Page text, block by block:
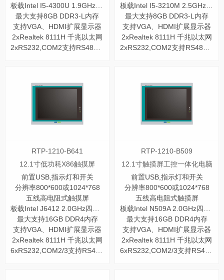
板载Intel I5-4300U 1.9GHz 双核处理器
最大支持8GB DDR3-L内存
支持VGA、HDMI扩展显示器
2xRealtek 8111H 千兆以太网
2xRS232,COM2支持RS485/422
板载Intel I5-3210M 2.5GHz 双核处理器
最大支持8GB DDR3-L内存
支持VGA、HDMI扩展显示器
2xRealtek 8111H 千兆以太网
2xRS232,COM2支持RS485/422
RTP-1210-B641
12.1寸低功耗X86触摸屏
前置USB,指示灯和开关
分辨率800*600或1024*768
五线高电阻式触摸屏
板载Intel J6412 2.0GHz四核处理器
最大支持16GB DDR4内存
支持VGA、HDMI扩展显示器
2xRealtek 8111H 千兆以太网
6xRS232,COM2/3支持RS485/422
RTP-1210-B509
12.1寸触摸屏工控一体化电脑
前置USB,指示灯和开关
分辨率800*600或1024*768
五线高电阻式触摸屏
板载Intel N509A 2.0GHz四核处理器
最大支持16GB DDR4内存
支持VGA、HDMI扩展显示器
2xRealtek 8111H 千兆以太网
6xRS232,COM2/3支持RS485/422